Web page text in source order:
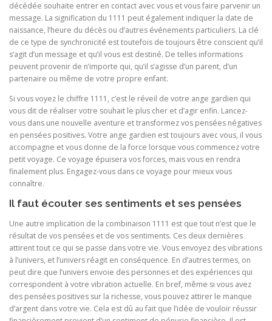
décédée souhaite entrer en contact avec vous et vous faire parvenir un
message. La signification du 1111 peut également indiquer la date de
naissance, l’heure du décès ou d’autres événements particuliers. La clé
de ce type de synchronicité est toutefois de toujours être conscient qu’il
s’agit d’un message et qu’il vous est destiné. De telles informations
peuvent provenir de n’importe qui, qu’il s’agisse d’un parent, d’un
partenaire ou même de votre propre enfant.
Si vous voyez le chiffre 1111, c’est le réveil de votre ange gardien qui
vous dit de réaliser votre souhait le plus cher et d’agir enfin. Lancez-
vous dans une nouvelle aventure et transformez vos pensées négatives
en pensées positives. Votre ange gardien est toujours avec vous, il vous
accompagne et vous donne de la force lorsque vous commencez votre
petit voyage. Ce voyage épuisera vos forces, mais vous en rendra
finalement plus. Engagez-vous dans ce voyage pour mieux vous
connaître.
Il faut écouter ses sentiments et ses pensées
Une autre implication de la combinaison 1111 est que tout n’est que le
résultat de vos pensées et de vos sentiments. Ces deux dernières
attirent tout ce qui se passe dans votre vie. Vous envoyez des vibrations
à l’univers, et l’univers réagit en conséquence. En d’autres termes, on
peut dire que l’univers envoie des personnes et des expériences qui
correspondent à votre vibration actuelle. En bref, même si vous avez
des pensées positives sur la richesse, vous pouvez attirer le manque
d’argent dans votre vie. Cela est dû au fait que l’idée de vouloir réussir